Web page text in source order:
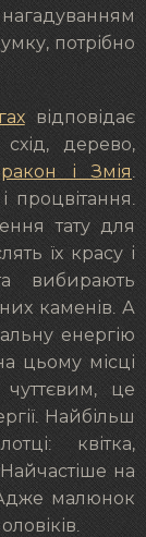
потрібно
відповідає
дерево,
і Змія .
процвітання.
тату для
їх красу і
вибирають
каменів. А
енергію
цьому місці
це
Найбільш
квітка,
на
Адже малюнок